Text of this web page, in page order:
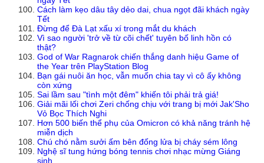
Cách làm kẹo dâu tây dẻo dai, chua ngọt đãi khách ngày
Tết
Đừng để Đà Lạt xấu xí trong mắt du khách
Vì sao người 'trở về từ cõi chết' tuyên bố linh hồn có
thật?
God of War Ragnarok chiến thắng danh hiệu Game of
the Year trên PlayStation Blog
Bạn gái nuôi ăn học, vẫn muốn chia tay vì cô ấy không
còn xứng
Sai lầm sau "tình một đêm" khiến tôi phải trả giá!
Giải mãi lối chơi Zeri chống chịu với trang bị mới Jak'Sho
Vỏ Bọc Thích Nghi
Hơn 500 biến thể phụ của Omicron có khả năng tránh hệ
miễn dịch
Chú chó nằm sưởi ấm bên đống lửa bị cháy sém lông
Nghệ sĩ tung hứng bóng tennis chơi nhạc mừng Giáng
sinh